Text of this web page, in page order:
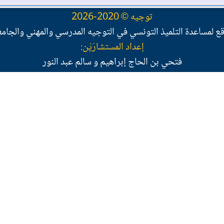
توجيه © 2020-2026
لمساعدة التلميذ التونسي في التوجيه المدرسي والمهني
إعداد المستشارَيْن:
فتحي بن الحاج إبراهيم و سالم عبد النور